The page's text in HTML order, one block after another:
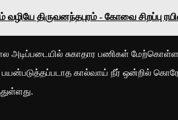
திருவனந்தபுரம் - கோவை சிறப்பு
அடிப்படையில் சுகாதார பணிகள்
பயன்படுத்தப்படாத கால்வாய் நீர் ஒன்றில்